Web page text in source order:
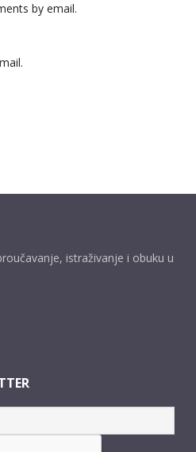
by email.
istraživanje i obuku u